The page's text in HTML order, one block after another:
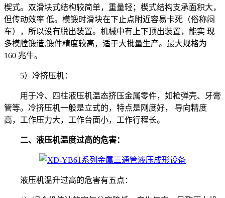
楔式。双滑块式结构较简单，重量轻；楔式结构支承面积大，
但传动效率 低。模锻时滑块在下止点附近容易卡死（俗称闷
车），所以设有脱出装置。机械中有上下顶出装置，能实 现
多模膛锻造,锻件精度较高，适于大批量生产。最大规格为
160 兆牛。
5）冷挤压机：
用于冷、四柱液压机温态挤压金属零件，如枪弹壳、牙膏
管等。冷挤压机一般是立式的，特点是刚度好， 导向精度
高，工作压力大，工作台面小，工作行程长。
二、液压机温度过高的危害：
液压机温升过高的危害有五点：